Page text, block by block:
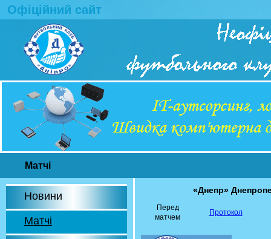
Офіційний сайт
Матчі
Новини
Матчі
«Днепр»
Перед
матчем
Протокол